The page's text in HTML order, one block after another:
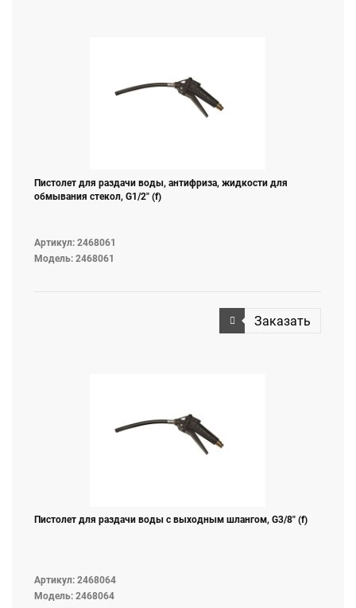
Пистолет для раздачи воды, антифриза, жидкости для
обмывания стекол, G1/2" (f)
Артикул: 2468061
Модель: 2468061
Заказать
Пистолет для раздачи воды с выходным шлангом, G3/8" (f)
Артикул: 2468064
Модель: 2468064